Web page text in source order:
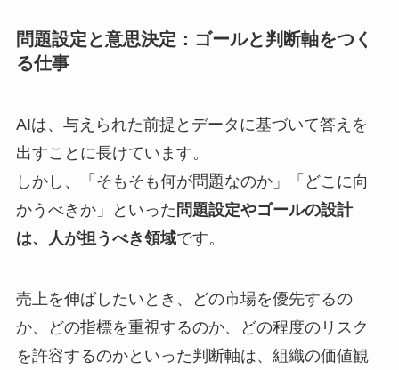
問題設定と意思決定：ゴールと判断軸をつく
る仕事
AIは、与えられた前提とデータに基づいて答えを
出すことに長けています。
しかし、「そもそも何が問題なのか」「どこに向
かうべきか」といった 問題設定やゴールの設計
は、人が担うべき領域です。
売上を伸ばしたいとき、どの市場を優先するの
か、どの指標を重視するのか、どの程度のリスク
を許容するのかといった判断軸は、組織の価値観